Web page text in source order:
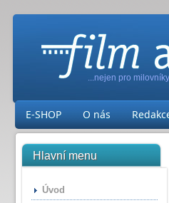
...nejen pro
E-SHOP O nás
Hlavní menu
Úvod